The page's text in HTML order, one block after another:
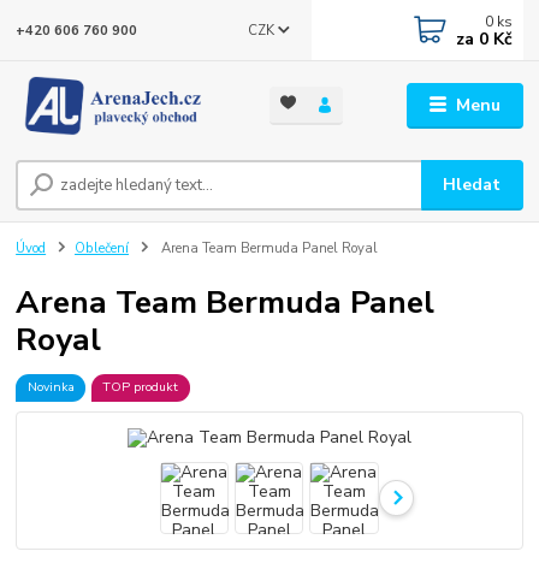
Menu
CZK
Hledat
+420 606 760 900 0 ks
za 0 Kč
Úvod Oblečení Arena Team Bermuda Panel Royal
Arena Team Bermuda Panel
Royal
Novinka TOP produkt